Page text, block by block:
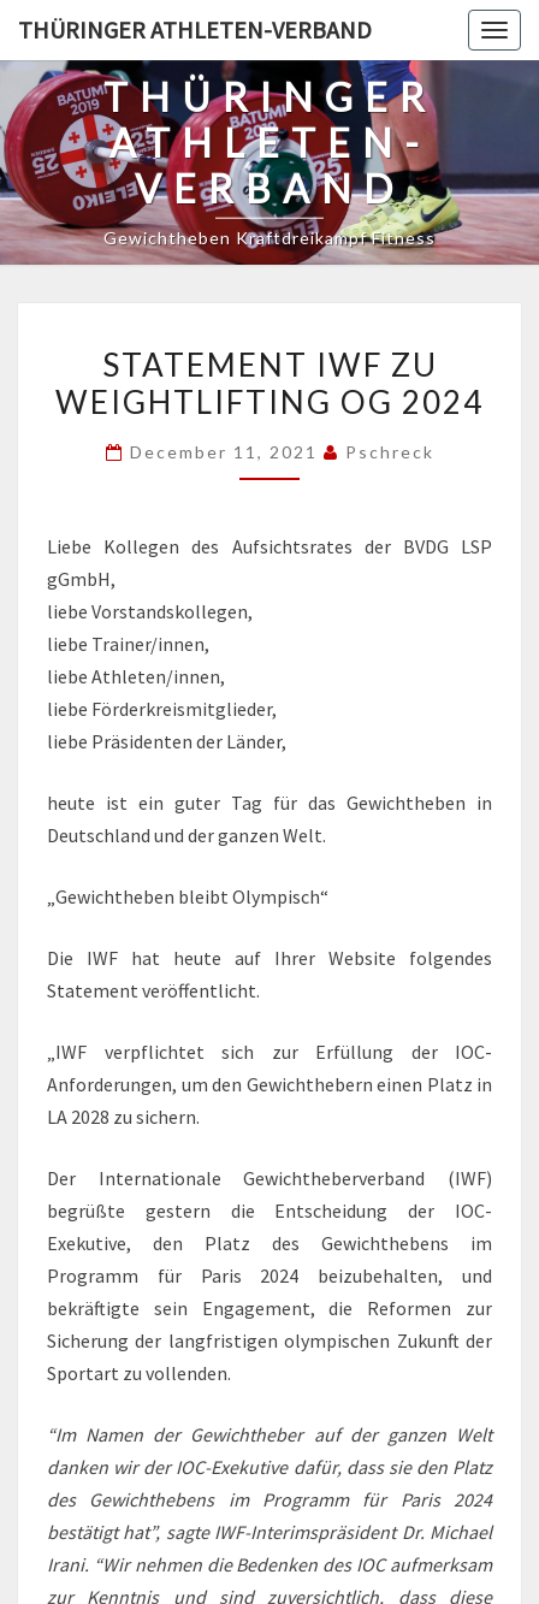
content
THÜRINGER ATHLETEN-VERBAND
THÜRINGER
ATHLETEN-
VERBAND
Gewichtheben Kraftdreikampf Fitness
IWF
ZU
STATEMENT IWF ZU
WEIGHTLIFTING OG 2024
December 11, 2021 Pschreck
Liebe Kollegen des Aufsichtsrates der BVDG LSP
gGmbH,
liebe Vorstandskollegen,
liebe Trainer/innen,
liebe Athleten/innen,
liebe Förderkreismitglieder,
liebe Präsidenten der Länder,
heute ist ein guter Tag für das Gewichtheben in
Deutschland und der ganzen Welt.
„Gewichtheben bleibt Olympisch“
Die IWF hat heute auf Ihrer Website folgendes
Statement veröffentlicht.
„IWF verpflichtet sich zur Erfüllung der IOC-
Anforderungen, um den Gewichthebern einen Platz in
LA 2028 zu sichern.
Der Internationale Gewichtheberverband (IWF)
begrüßte gestern die Entscheidung der IOC-
Exekutive, den Platz des Gewichthebens im
Programm für Paris 2024 beizubehalten, und
bekräftigte sein Engagement, die Reformen zur
Sicherung der langfristigen olympischen Zukunft der
Sportart zu vollenden.
“Im Namen der Gewichtheber auf der ganzen Welt
danken wir der IOC-Exekutive dafür, dass sie den Platz
des Gewichthebens im Programm für Paris 2024
bestätigt hat”, sagte IWF-Interimspräsident Dr. Michael
Irani. “Wir nehmen die Bedenken des IOC aufmerksam
zur Kenntnis und sind zuversichtlich, dass diese